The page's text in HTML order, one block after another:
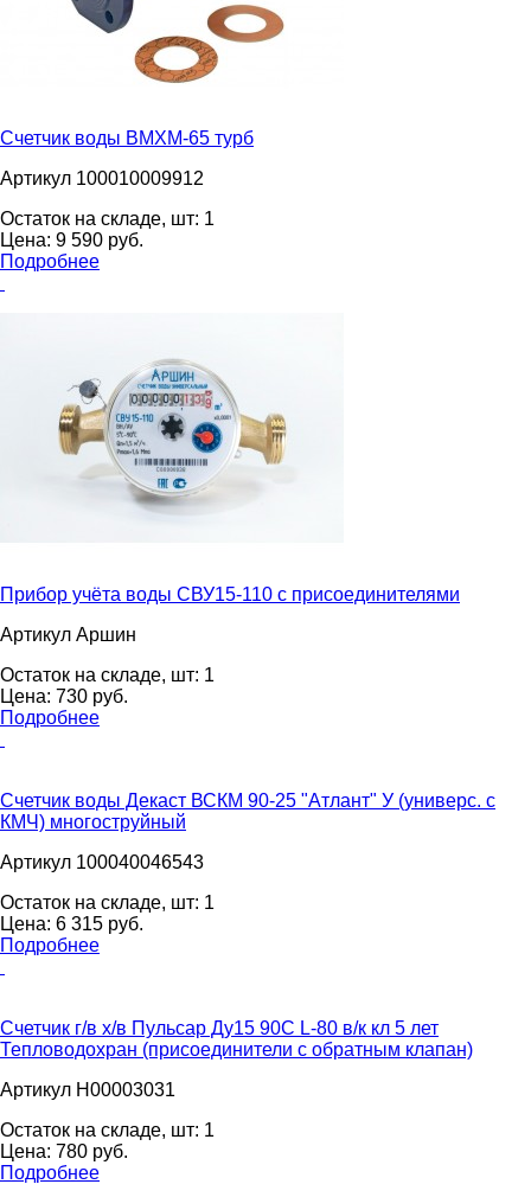
Счетчик воды ВМХМ-65 турб
Артикул 100010009912
Остаток на складе, шт: 1
Цена: 9 590 pуб.
Подробнее
Прибор учёта воды СВУ15-110 с присоединителями
Артикул Аршин
Остаток на складе, шт: 1
Цена: 730 pуб.
Подробнее
Счетчик воды Декаст ВСКМ 90-25 "Атлант" У (универс. с
КМЧ) многоструйный
Артикул 100040046543
Остаток на складе, шт: 1
Цена: 6 315 pуб.
Подробнее
Счетчик г/в х/в Пульсар Ду15 90С L-80 в/к кл 5 лет
Тепловодохран (присоединители с обратным клапан)
Артикул Н00003031
Остаток на складе, шт: 1
Цена: 780 pуб.
Подробнее